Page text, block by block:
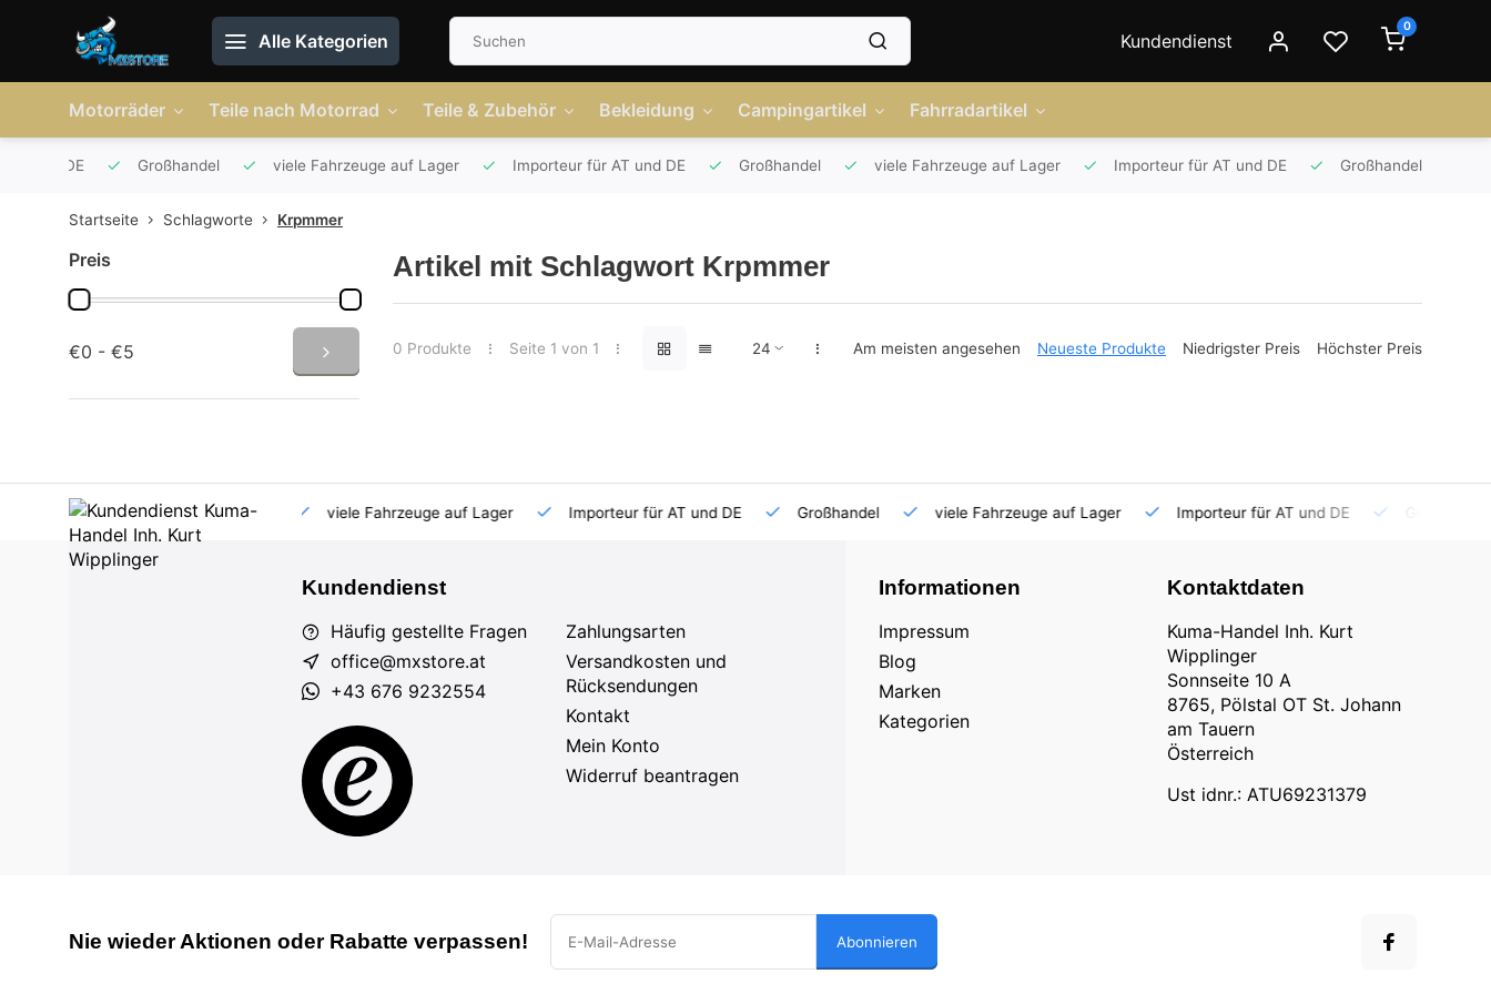
Alle Kategorien Kundendienst
0
Motorräder Teile nach Motorrad Teile & Zubehör Bekleidung Campingartikel Fahrradartikel
und DE Großhandel viele Fahrzeuge auf Lager Importeur für AT und DE Großhandel viele Fahrzeuge auf Lager Importeur für AT und DE Großhandel
Startseite Schlagworte Krpmmer
Preis
€0 - €5
Artikel mit Schlagwort Krpmmer
0 Produkte Seite 1 von 1 Am meisten angesehen Neueste Produkte Niedrigster Preis Höchster Preis
und DE Großhandel viele Fahrzeuge auf Lager Importeur für AT und DE Großhandel viele Fahrzeuge auf Lager Importeur für AT und DE Großhandel
Kundendienst
Häufig gestellte Fragen
office@mxstore.at
+43 676 9232554
Zahlungsarten
Versandkosten und
Rücksendungen
Kontakt
Mein Konto
Widerruf beantragen
Informationen
Impressum
Blog
Marken
Kategorien
Kontaktdaten
Kuma-Handel Inh. Kurt
Wipplinger
Sonnseite 10 A
8765, Pölstal OT St. Johann
am Tauern
Österreich
Ust idnr.: ATU69231379
Nie wieder Aktionen oder Rabatte verpassen! Abonnieren